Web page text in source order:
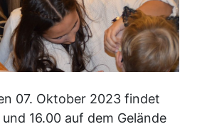
07. Oktober 2023 findet
16.00 auf dem Gelände